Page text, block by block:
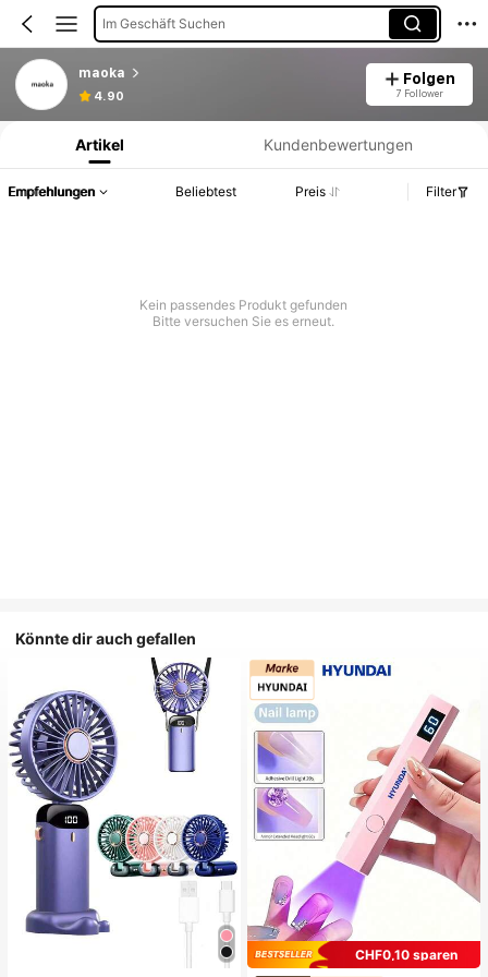
Im Geschäft Suchen
maoka
4.90
Folgen
7 Follower
Produktinformation: Preisangabe, Verkaufs- und Lagerbestandsdetails.
Artikel Kundenbewertungen
Empfehlungen Beliebtest Preis Filter
Kein passendes Produkt gefunden
Bitte versuchen Sie es erneut.
Könnte dir auch gefallen
CHF0,10 sparen